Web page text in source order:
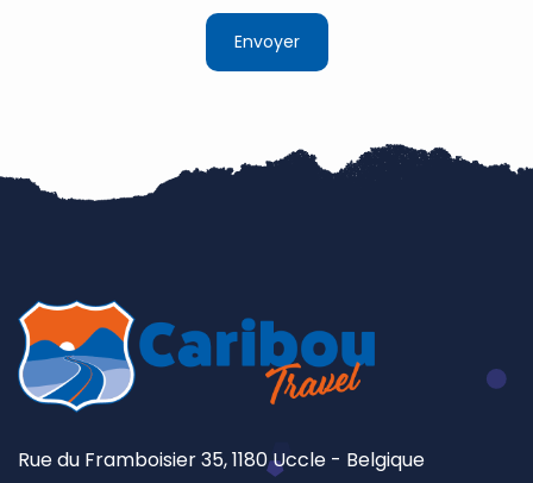
Rue du Framboisier 35, 1180 Uccle - Belgique